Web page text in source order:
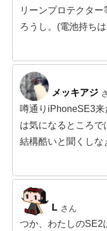
リーンプロテクタ
ろうし。(電池持ち
メッキアジ
噂通りiPhoneSE3
は気になるところ
結構酷いと聞くし
L さん
つか、わたしのSE2